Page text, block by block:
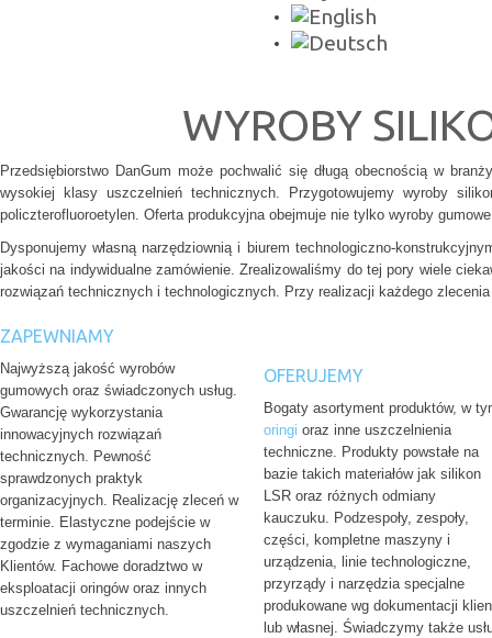
WYROBY
Przedsiębiorstwo DanGum może pochwalić się długą obecnością w
wysokiej klasy uszczelnień technicznych. Przygotowujemy wyroby
policzterofluoroetylen. Oferta produkcyjna obejmuje nie tylko wyroby
Dysponujemy własną narzędziownią i biurem technologiczno-
jakości na indywidualne zamówienie. Zrealizowaliśmy do tej pory wiele
rozwiązań technicznych i technologicznych. Przy realizacji każdego
ZAPEWNIAMY
Najwyższą jakość wyrobów
gumowych oraz świadczonych usług.
Gwarancję wykorzystania
innowacyjnych rozwiązań
technicznych. Pewność
sprawdzonych praktyk
organizacyjnych. Realizację zleceń w
terminie. Elastyczne podejście w
zgodzie z wymaganiami naszych
Klientów. Fachowe doradztwo w
eksploatacji oringów oraz innych
uszczelnień technicznych.
OFERUJEMY
Bogaty asortyment produktów, w
oringi oraz inne uszczelnienia
techniczne. Produkty powstałe na
bazie takich materiałów jak silikon
LSR oraz różnych odmiany
kauczuku. Podzespoły, zespoły,
części, kompletne maszyny i
urządzenia, linie technologiczne,
przyrządy i narzędzia specjalne
produkowane wg dokumentacji
lub własnej. Świadczymy także